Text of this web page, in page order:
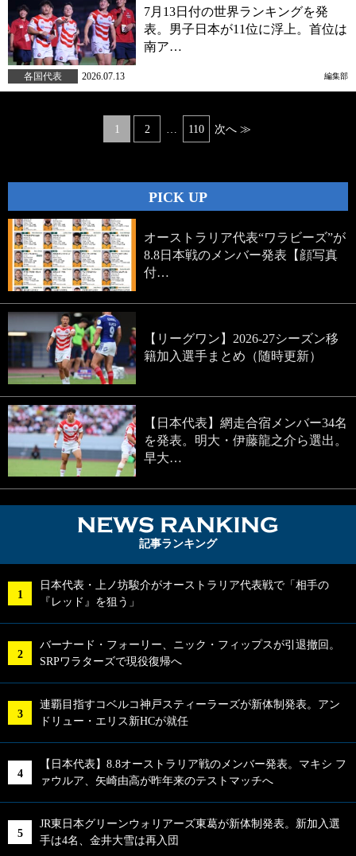
7月13日付の世界ランキングを発
表。男子日本が11位に浮上。首位は
南ア…
各国代表 2026.07.13 編集部
1 2 … 110 次へ ≫
PICK UP
オーストラリア代表“ワラビーズ”が
8.8日本戦のメンバー発表【顔写真
付…
【リーグワン】2026-27シーズン移
籍加入選手まとめ（随時更新）
【日本代表】網走合宿メンバー34名
を発表。明大・伊藤龍之介ら選出。
早大…
記事ランキング
日本代表・上ノ坊駿介がオーストラリア代表戦で「相手の
『レッド』を狙う」
バーナード・フォーリー、ニック・フィップスが引退撤回。
SRPワラターズで現役復帰へ
連覇目指すコベルコ神戸スティーラーズが新体制発表。アン
ドリュー・エリス新HCが就任
【日本代表】8.8オーストラリア戦のメンバー発表。マキシ フ
ァウルア、矢崎由高が昨年来のテストマッチへ
JR東日本グリーンウォリアーズ東葛が新体制発表。新加入選
手は4名、金井大雪は再入団